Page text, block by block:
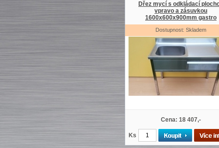
Dřez mycí s odkládací
vpravo a zásuvkou
1600x600x900mm gastro
Dostupnost: Skladem
Cena: 18 407,-
Ks